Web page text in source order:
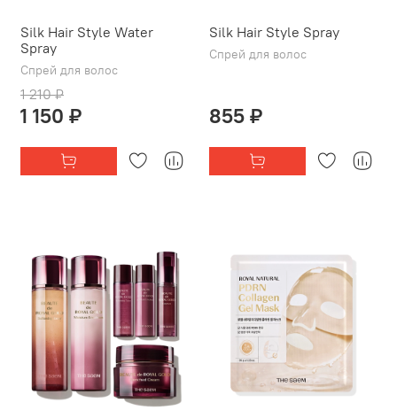
Silk Hair Style Water
Spray
Спрей для волос
1 210 ₽
1 150 ₽
Silk Hair Style Spray
Спрей для волос
855 ₽